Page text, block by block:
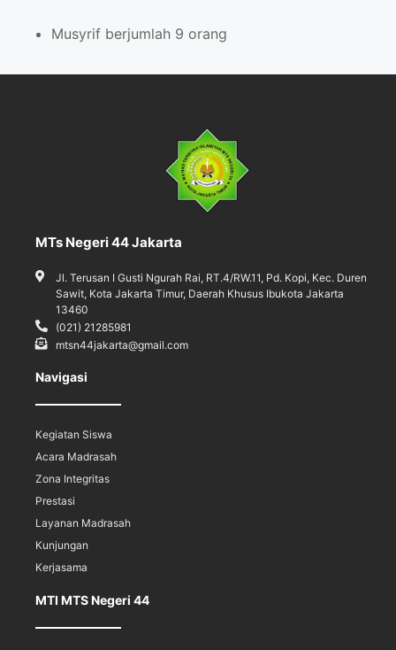
Musyrif berjumlah 9 orang
MTs Negeri 44 Jakarta
Jl. Terusan I Gusti Ngurah Rai, RT.4/RW.11, Pd. Kopi, Kec. Duren
Sawit, Kota Jakarta Timur, Daerah Khusus Ibukota Jakarta
13460
(021) 21285981
mtsn44jakarta@gmail.com
Navigasi
Kegiatan Siswa
Acara Madrasah
Zona Integritas
Prestasi
Layanan Madrasah
Kunjungan
Kerjasama
MTI MTS Negeri 44